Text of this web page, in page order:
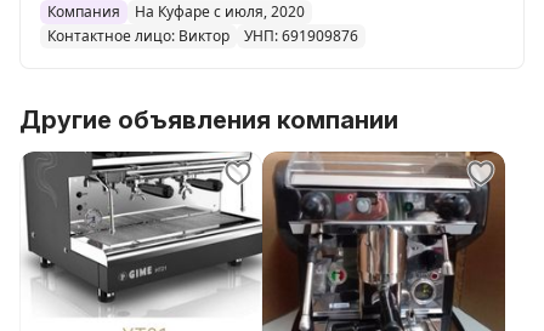
Компания
На Куфаре с июля, 2020
Контактное лицо: Виктор
УНП: 691909876
Другие объявления компании